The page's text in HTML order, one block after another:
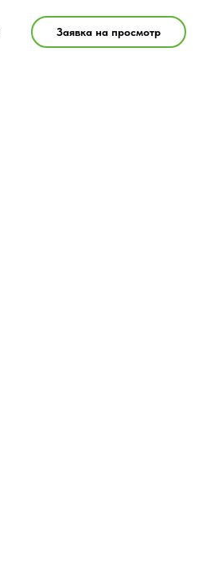
Заявка на просмотр